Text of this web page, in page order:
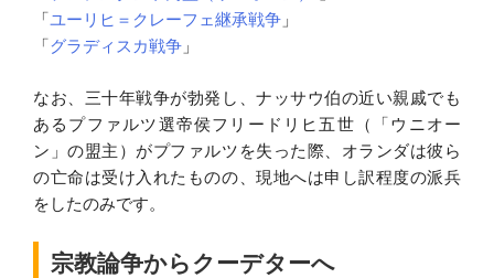
「ユーリヒ＝クレーフェ継承戦争 」
「グラディスカ戦争 」
なお、三十年戦争が勃発し、ナッサウ伯の近い親戚でも
あるプファルツ選帝侯フリードリヒ五世（「ウニオー
ン」の盟主）がプファルツを失った際、オランダは彼ら
の亡命は受け入れたものの、現地へは申し訳程度の派兵
をしたのみです。
宗教論争からクーデターへ